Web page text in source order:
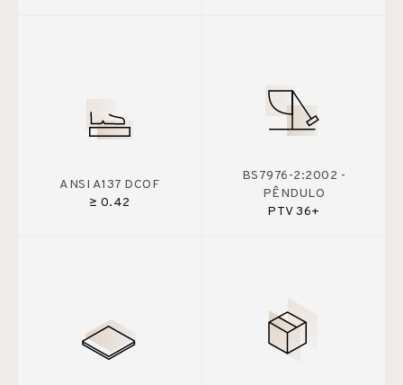
ANSI A137 DCOF
≥ 0.42
BS7976-2:2002 -
PÊNDULO
PTV 36+